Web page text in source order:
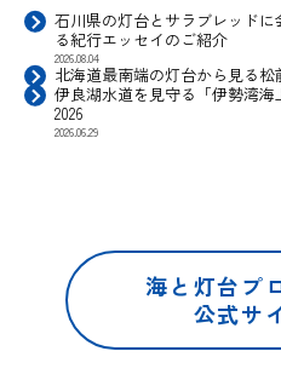
石川県の灯台とサラブレッド
る紀行エッセイのご紹介
2026.08.04
北海道最南端の灯台から見る松
伊良湖水道を見守る「伊勢湾
2026
2026.06.29
海と灯台プ
公式サ